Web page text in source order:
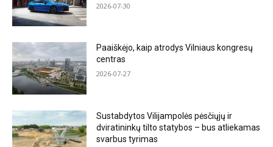
2026-07-30
Paaiškėjo, kaip atrodys Vilniaus kongresų
centras
2026-07-27
Sustabdytos Vilijampolės pėsčiųjų ir
dviratininkų tilto statybos – bus atliekamas
svarbus tyrimas